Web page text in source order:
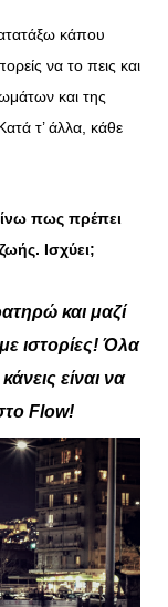
κάπου
να το πεις και
και της
τ’ άλλα, κάθε
πως πρέπει
Ισχύει;
και μαζί
ιστορίες! Όλα
είναι να
Flow!